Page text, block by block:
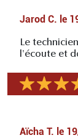
Jarod C. le
Le
l'écoute et
Aïcha T. le